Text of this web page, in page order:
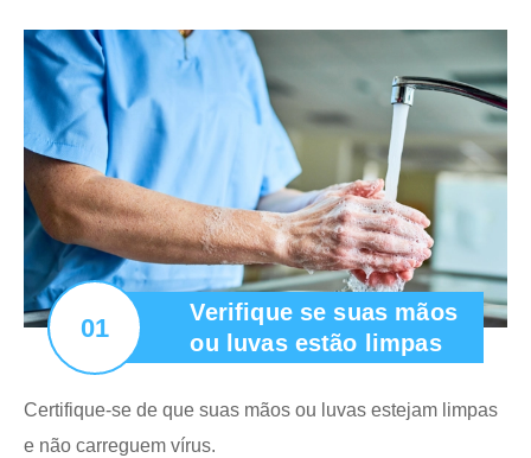
01
Verifique se suas mãos
ou luvas estão limpas
Certifique-se de que suas mãos ou luvas estejam limpas
e não carreguem vírus.